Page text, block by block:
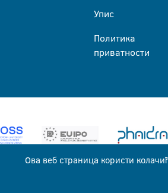
Упис
Политика
приватности
Ова веб страница користи